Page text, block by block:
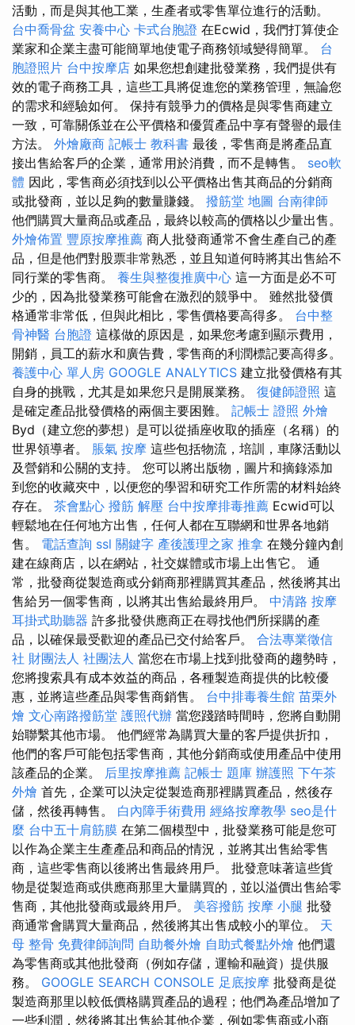
活動，而是與其他工業，生產者或零售單位進行的活動。
台中喬骨盆 安養中心 卡式台胞證 在Ecwid，我們打算使企
業家和企業主盡可能簡單地使電子商務領域變得簡單。 台
胞證照片 台中按摩店 如果您想創建批發業務，我們提供有
效的電子商務工具，這些工具將促進您的業務管理，無論您
的需求和經驗如何。 保持有競爭力的價格是與零售商建立
一致，可靠關係並在公平價格和優質產品中享有聲譽的最佳
方法。 外燴廠商 記帳士 教科書 最後，零售商是將產品直
接出售給客戶的企業，通常用於消費，而不是轉售。 seo軟
體 因此，零售商必須找到以公平價格出售其商品的分銷商
或批發商，並以足夠的數量賺錢。 撥筋堂 地圖 台南律師
他們購買大量商品或產品，最終以較高的價格以少量出售。
外燴佈置 豐原按摩推薦 商人批發商通常不會生產自己的產
品，但是他們對股票非常熟悉，並且知道何時將其出售給不
同行業的零售商。 養生與整復推廣中心 這一方面是必不可
少的，因為批發業務可能會在激烈的競爭中。 雖然批發價
格通常非常低，但與此相比，零售價格要高得多。 台中整
骨神醫 台胞證 這樣做的原因是，如果您考慮到顯示費用，
開銷，員工的薪水和廣告費，零售商的利潤標記要高得多。
養護中心 單人房 GOOGLE ANALYTICS 建立批發價格有其
自身的挑戰，尤其是如果您只是開展業務。 復健師證照 這
是確定產品批發價格的兩個主要困難。 記帳士 證照 外燴
Byd（建立您的夢想）是可以從插座收取的插座（名稱）的
世界領導者。 脹氣 按摩 這些包括物流，培訓，車隊活動以
及營銷和公關的支持。 您可以將出版物，圖片和摘錄添加
到您的收藏夾中，以便您的學習和研究工作所需的材料始終
存在。 茶會點心 撥筋 解壓 台中按摩排毒推薦 Ecwid可以
輕鬆地在任何地方出售，任何人都在互聯網和世界各地銷
售。 電話查詢 ssl 關鍵字 產後護理之家 推拿 在幾分鐘內創
建在線商店，以在網站，社交媒體或市場上出售它。 通
常，批發商從製造商或分銷商那裡購買其產品，然後將其出
售給另一個零售商，以將其出售給最終用戶。 中清路 按摩
耳掛式助聽器 許多批發供應商正在尋找他們所採購的產
品，以確保最受歡迎的產品已交付給客戶。 合法專業徵信
社 財團法人 社團法人 當您在市場上找到批發商的趨勢時，
您將搜索具有成本效益的商品，各種製造商提供的比較優
惠，並將這些產品與零售商銷售。 台中排毒養生館 苗栗外
燴 文心南路撥筋堂 護照代辦 當您踐踏時間時，您將自動開
始聯繫其他市場。 他們經常為購買大量的客戶提供折扣，
他們的客戶可能包括零售商，其他分銷商或使用產品中使用
該產品的企業。 后里按摩推薦 記帳士 題庫 辦護照 下午茶
外燴 首先，企業可以決定從製造商那裡購買產品，然後存
儲，然後再轉售。 白內障手術費用 經絡按摩教學 seo是什
麼 台中五十肩筋膜 在第二個模型中，批發業務可能是您可
以作為企業主生產產品和商品的情況，並將其出售給零售
商，這些零售商以後將出售最終用戶。 批發意味著這些貨
物是從製造商或供應商那里大量購買的，並以溢價出售給零
售商，其他批發商或最終用戶。 美容撥筋 按摩 小腿 批發
商通常會購買大量商品，然後將其出售成較小的單位。 天
母 整骨 免費律師詢問 自助餐外燴 自助式餐點外燴 他們還
為零售商或其他批發商（例如存儲，運輸和融資）提供服
務。 GOOGLE SEARCH CONSOLE 足底按摩 批發商是從
製造商那里以較低價格購買產品的過程；他們為產品增加了
一些利潤，然後將其出售給其他企業，例如零售商或小商